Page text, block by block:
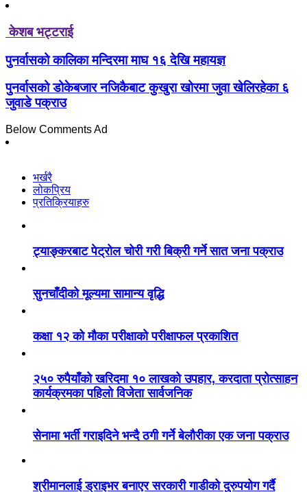
केशब भट्टराई
पुनर्वासको कालिका मन्दिरमा माघ १६ देखि महायज्ञ
पुनर्वासको डोकेबजार नजिकैबाट कुखुरा खोरमा जुवा खेलिरहेका ६
जुवाडे पक्राउ
Below Comments Ad
भर्खरै
लोकप्रिय
प्रतिक्रियाहरु
ट्याङ्करबाट पेट्रोल चोरी गरी बिक्री गर्ने सात जना पक्राउ
सुनचाँदीको मूल्यमा सामान्य वृद्धि
कक्षा १२ को मौका परीक्षाको परीक्षाफल प्रकाशित
२५० रुपैयाँको खरिदमा १० लाखको उपहार, करदाता प्रोत्साहन
कार्यक्रमका पहिलो विजेता सार्वजनिक
सेनामा भर्ती गराइदिने भन्दै ठगी गर्ने बेलौरीका एक जना पक्राउ
श्रीमानलाई ड्राइभर बनाएर सरकारी गाडीको दुरुपयोग गर्दै